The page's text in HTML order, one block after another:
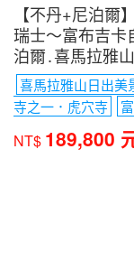
【不丹+尼泊爾
瑞士〜富布吉卡
泊爾․喜馬拉雅
喜馬拉雅山日出美
寺之一．虎穴寺
NT$ 189,800